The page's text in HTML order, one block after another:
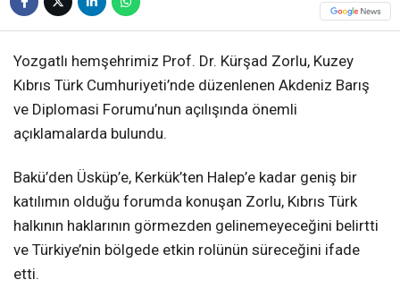
Yozgatlı hemşehrimiz Prof. Dr. Kürşad Zorlu, Kuzey
Kıbrıs Türk Cumhuriyeti’nde düzenlenen Akdeniz Barış
ve Diplomasi Forumu’nun açılışında önemli
açıklamalarda bulundu.
Bakü’den Üsküp’e, Kerkük’ten Halep’e kadar geniş bir
katılımın olduğu forumda konuşan Zorlu, Kıbrıs Türk
halkının haklarının görmezden gelinemeyeceğini belirtti
ve Türkiye’nin bölgede etkin rolünün süreceğini ifade
etti.